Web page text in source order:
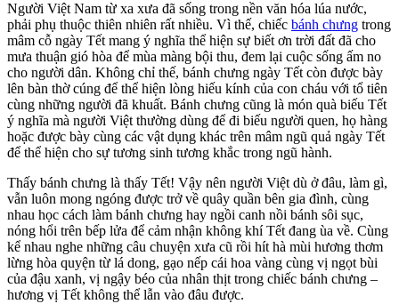
Người Việt Nam từ xa xưa đã sống trong nền văn hóa lúa nước,
phải phụ thuộc thiên nhiên rất nhiều. Vì thế, chiếc bánh chưng trong
mâm cỗ ngày Tết mang ý nghĩa thể hiện sự biết ơn trời đất đã cho
mưa thuận gió hòa để mùa màng bội thu, đem lại cuộc sống ấm no
cho người dân. Không chỉ thế, bánh chưng ngày Tết còn được bày
lên bàn thờ cúng để thể hiện lòng hiếu kính của con cháu với tổ tiên
cùng những người đã khuất. Bánh chưng cũng là món quà biếu Tết
ý nghĩa mà người Việt thường dùng để đi biếu người quen, họ hàng
hoặc được bày cùng các vật dụng khác trên mâm ngũ quả ngày Tết
để thể hiện cho sự tương sinh tương khắc trong ngũ hành.
Thấy bánh chưng là thấy Tết! Vậy nên người Việt dù ở đâu, làm gì,
vẫn luôn mong ngóng được trở về quây quần bên gia đình, cùng
nhau học cách làm bánh chưng hay ngồi canh nồi bánh sôi sục,
nóng hổi trên bếp lửa để cảm nhận không khí Tết đang ùa về. Cùng
kể nhau nghe những câu chuyện xưa cũ rồi hít hà mùi hương thơm
lừng hòa quyện từ lá dong, gạo nếp cái hoa vàng cùng vị ngọt bùi
của đậu xanh, vị ngậy béo của nhân thịt trong chiếc bánh chưng –
hương vị Tết không thể lẫn vào đâu được.